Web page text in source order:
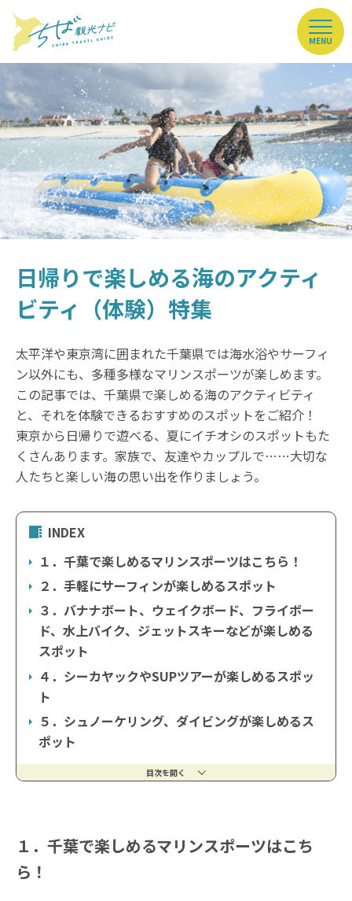
MENU
日帰りで楽しめる海のアクティ
ビティ（体験）特集
太平洋や東京湾に囲まれた千葉県では海水浴やサーフィ
ン以外にも、多種多様なマリンスポーツが楽しめます。
この記事では、千葉県で楽しめる海のアクティビティ
と、それを体験できるおすすめのスポットをご紹介！
東京から日帰りで遊べる、夏にイチオシのスポットもた
くさんあります。家族で、友達やカップルで……大切な
人たちと楽しい海の思い出を作りましょう。
INDEX
１．千葉で楽しめるマリンスポーツはこちら！
２．手軽にサーフィンが楽しめるスポット
３．バナナボート、ウェイクボード、フライボー
ド、水上バイク、ジェットスキーなどが楽しめる
スポット
４．シーカヤックやSUPツアーが楽しめるスポッ
ト
５．シュノーケリング、ダイビングが楽しめるス
ポット
目次を開く
１．千葉で楽しめるマリンスポーツはこち
ら！